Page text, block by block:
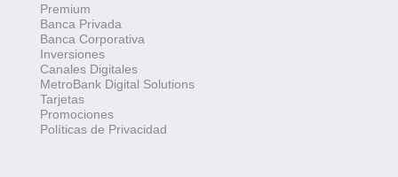
Premium
Banca Privada
Banca Corporativa
Inversiones
Canales Digitales
MetroBank Digital Solutions
Tarjetas
Promociones
Políticas de Privacidad